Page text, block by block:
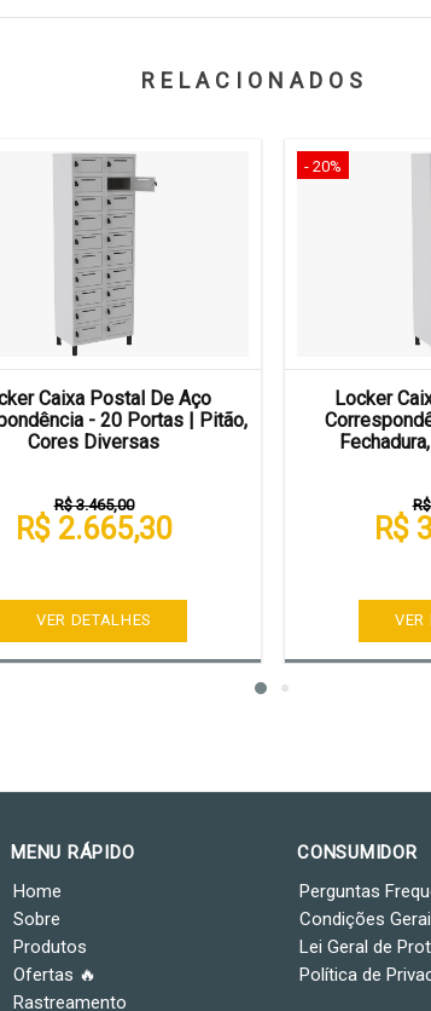
RELACIONADOS
Caixa Postal De Aço
- 20 Portas | Pitão,
Cores Diversas
R$ 3.465,00
R$ 2.665,30
VER DETALHES
- 20%
Locker
R$
VER
MENU RÁPIDO
Home
Sobre
Produtos
Ofertas 🔥
Rastreamento
CONSUMIDOR
Perguntas
Condições
Lei Geral de
Política de